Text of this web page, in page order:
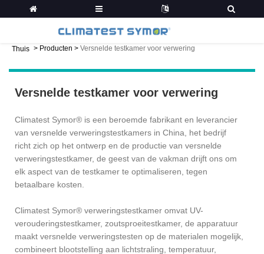
Thuis > Producten > Versnelde testkamer voor verwering
Versnelde testkamer voor verwering
Climatest Symor® is een beroemde fabrikant en leverancier
van versnelde verweringstestkamers in China, het bedrijf
richt zich op het ontwerp en de productie van versnelde
verweringstestkamer, de geest van de vakman drijft ons om
elk aspect van de testkamer te optimaliseren, tegen
betaalbare kosten.
Climatest Symor® verweringstestkamer omvat UV-
verouderingstestkamer, zoutsproeitestkamer, de apparatuur
maakt versnelde verweringstesten op de materialen mogelijk,
combineert blootstelling aan lichtstraling, temperatuur,